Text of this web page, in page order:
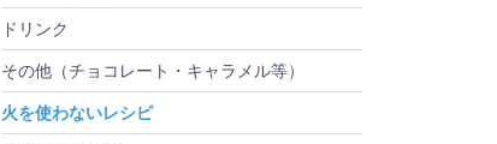
ドリンク
その他（チョコレート・キャラメル等）
火を使わないレシピ